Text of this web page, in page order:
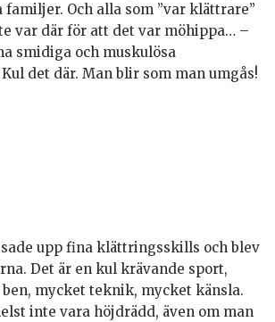
Och alla som ”var klättrare”
var där för att det var möhippa… –
smidiga och muskulösa
det där. Man blir som man umgås!
upp fina klättringsskills och blev
Det är en kul krävande sport,
mycket teknik, mycket känsla.
inte vara höjdrädd, även om man